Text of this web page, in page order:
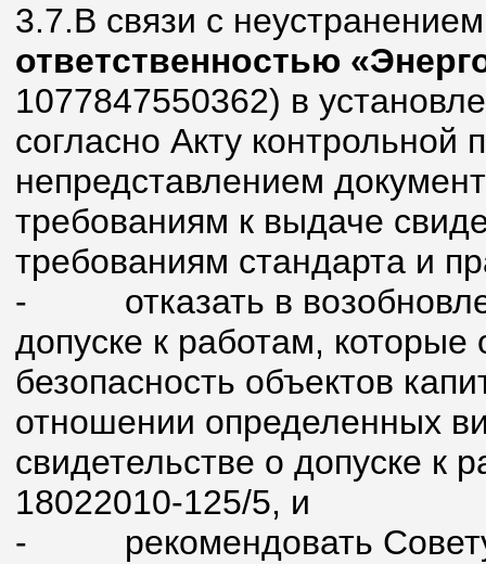
3.7.В связи с
ответственностью
1077847550362) в
согласно Акту контрольной
непредставлением
требованиям к выдаче
требованиям стандарта и
-
отказать в
допуске к работам,
безопасность объектов
отношении определенных
свидетельстве о допуске
18022010-125/5, и
-
рекомендовать